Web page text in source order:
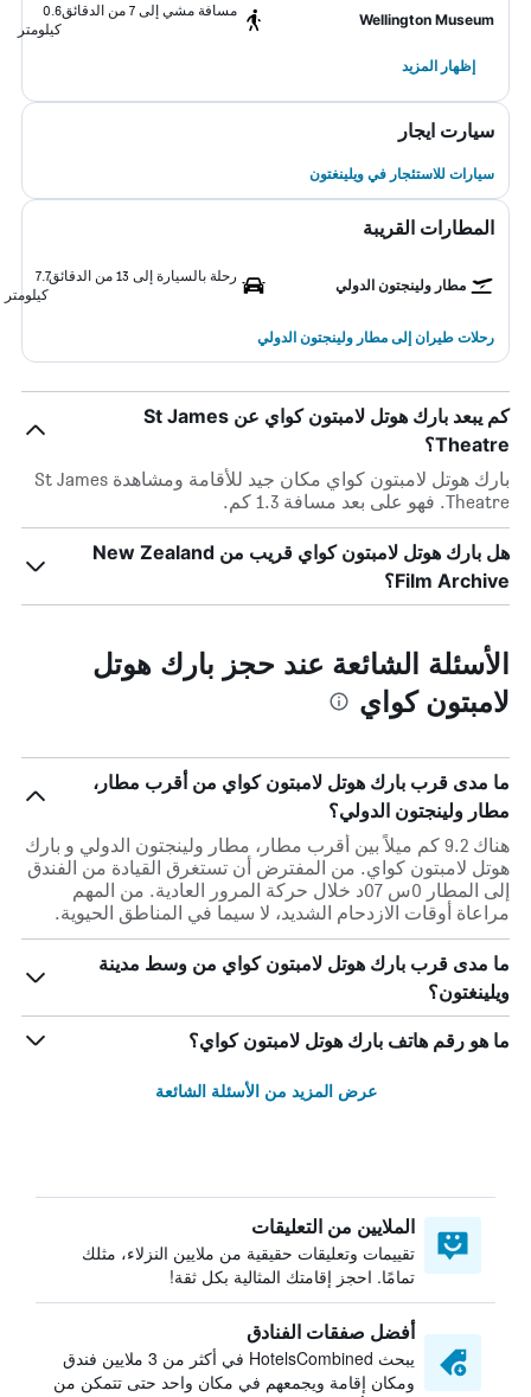
Wellington Museum
مسافة مشي إلى 7 من الدقائق
0.6
كيلومتر
إظهار المزيد
سيارت ايجار
سيارات للاستئجار في ويلينغتون
المطارات القريبة
مطار ولينجتون الدولي
رحلة بالسيارة إلى 13 من الدقائق
7.7
كيلومتر
رحلات طيران إلى مطار ولينجتون الدولي
كم يبعد بارك هوتل لامبتون كواي عن St James
Theatre؟
بارك هوتل لامبتون كواي مكان جيد للأقامة ومشاهدة St James
Theatre. فهو على بعد مسافة 1.3 كم.
هل بارك هوتل لامبتون كواي قريب من New Zealand
Film Archive؟
الأسئلة الشائعة عند حجز بارك هوتل
لامبتون كواي
ما مدى قرب بارك هوتل لامبتون كواي من أقرب مطار،
مطار ولينجتون الدولي؟
هناك 9.2 كم ميلاً بين أقرب مطار، مطار ولينجتون الدولي و بارك
هوتل لامبتون كواي. من المفترض أن تستغرق القيادة من الفندق
إلى المطار 0س 07د خلال حركة المرور العادية. من المهم
مراعاة أوقات الازدحام الشديد، لا سيما في المناطق الحيوية.
ما مدى قرب بارك هوتل لامبتون كواي من وسط مدينة
ويلينغتون؟
ما هو رقم هاتف بارك هوتل لامبتون كواي؟
عرض المزيد من الأسئلة الشائعة
الملايين من التعليقات
تقييمات وتعليقات حقيقية من ملايين النزلاء، مثلك
تمامًا. احجز إقامتك المثالية بكل ثقة!
أفضل صفقات الفنادق
يبحث HotelsCombined في أكثر من 3 ملايين فندق
ومكان إقامة ويجمعهم في مكان واحد حتى تتمكن من